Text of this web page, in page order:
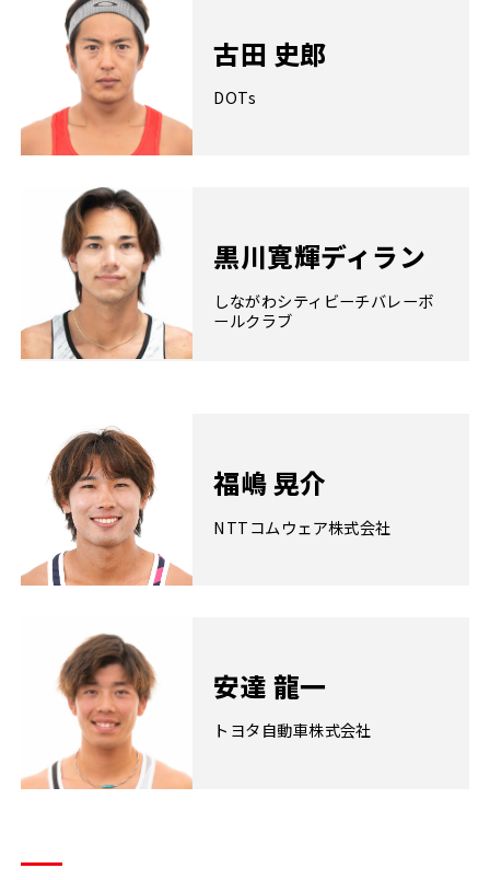
古田 史郎
DOTs
黒川寛輝ディラン
しながわシティビーチバレーボ
ールクラブ
福嶋 晃介
NTTコムウェア株式会社
安達 龍一
トヨタ自動車株式会社